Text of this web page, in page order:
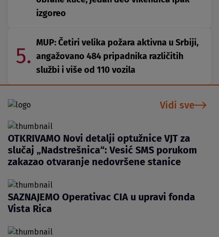
izgoreo
5.
MUP: Četiri velika požara aktivna u Srbiji,
angažovano 484 pripadnika različitih
službi i više od 110 vozila
Vidi sve
OTKRIVAMO Novi detalji optužnice VJT za
slučaj „Nadstrešnica“: Vesić SMS porukom
zakazao otvaranje nedovršene stanice
SAZNAJEMO Operativac CIA u upravi fonda
Vista Rica